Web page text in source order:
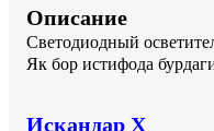
Описание
Светодиодный
Як бор истифода
Искандар Х